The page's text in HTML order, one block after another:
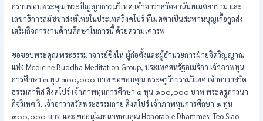
กราบขอบพระคุณ พระปัญญาธรรมวิเทศ เจ้าอาวาสวัดอานันทเมตยาราม และ
เลขาธิการสมัชชาสงฆ์ไทยในประเทศสิงคโปร์ ที่เมตตาเป็นสะพานบุญเกื้อกูลส่ง
เสริมกิจการงานด้านศึกษาในการนี้ ด้วยความเคารพ
ขอขอบพระคุณ พระธรรมาจารย์ชิงไห่ ผู้ก่อตั้งและผู้อำนวยการฝ่ายจิตวิญญาณ
แห่ง Medicine Buddha Meditation Group, ประเทศสหรัฐอเมริกา เจ้าภาพทุน
การศึกษา ๓ ทุน ๓๐๐,๐๐๐ บาท ขอขอบคุณ พระครูวีรธรรมวิเทศ เจ้าอาวาสวัด
ธรรมสาทิส สิงคโปร์ เจ้าภาพทุนการศึกษา ๑ ทุน ๑๐๐,๐๐๐ บาท พระครูภาวนา
กิจวิเทศ วิ. เจ้าอาวาสวัดพระธรรมกาย สิงคโปร์ เจ้าภาพทุนการศึกษา ๑ ทุน
๑๐๐,๐๐๐ บาท และ ขออนุโมทนาขอบคุณ Honorable Dhammesi Teo Siao